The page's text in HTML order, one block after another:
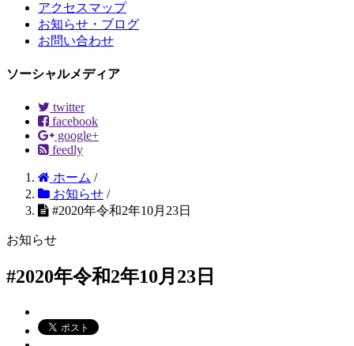
アクセスマップ
お知らせ・ブログ
お問い合わせ
ソーシャルメディア
twitter
facebook
google+
feedly
ホーム /
お知らせ /
#2020年令和2年10月23日
お知らせ
#2020年令和2年10月23日